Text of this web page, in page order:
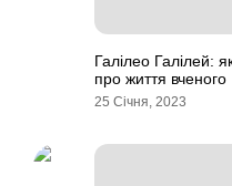
Галілео Галілей:
про життя вченого
25 Січня, 2023